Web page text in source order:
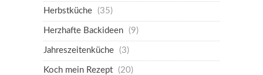
Herbstküche (35)
Herzhafte Backideen (9)
Jahreszeitenküche (3)
Koch mein Rezept (20)